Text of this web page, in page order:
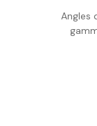
Angles